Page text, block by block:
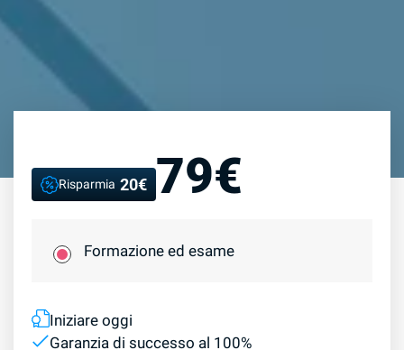
Risparmia 20€ 79€
Formazione ed esame
Iniziare oggi
Garanzia di successo al 100%